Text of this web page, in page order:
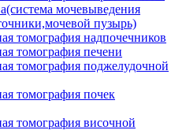
мочевыведения
пузырь)
томография надпочечников
томография печени
томография поджелудочной
томография почек
томография височной